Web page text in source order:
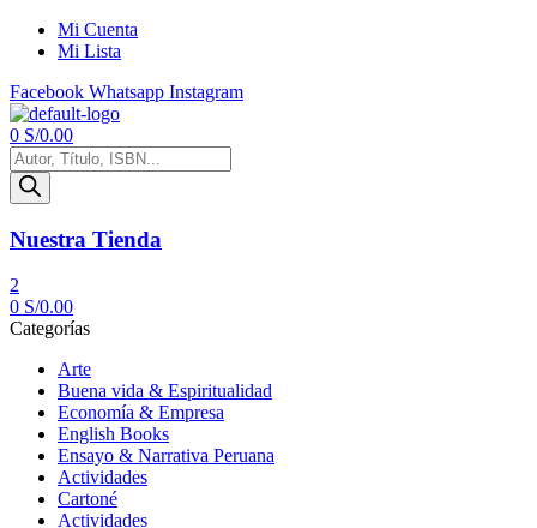
Mi Cuenta
Mi Lista
Facebook Whatsapp Instagram
Menú
0 S/0.00
Búsqueda
de
productos
Nuestra Tienda
2
0 S/0.00
Categorías
Arte
Buena vida & Espiritualidad
Economía & Empresa
English Books
Ensayo & Narrativa Peruana
Actividades
Cartoné
Actividades